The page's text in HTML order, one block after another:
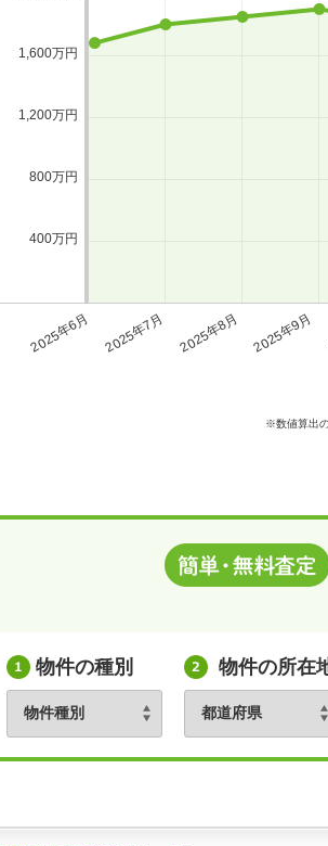
1,600万円
1,200万円
800万円
400万円
2025年6月 2025年7月 2025年8月 2025年9月
※数値算出
物件の種別 物件の所在